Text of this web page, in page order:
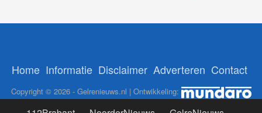
Home Informatie Disclaimer Adverteren Contact
Copyright © 2026 - Gelrenieuws.nl | Ontwikkeling: